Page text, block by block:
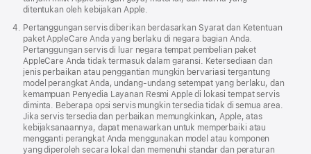
ditentukan oleh kebijakan Apple.
Pertanggungan servis diberikan berdasarkan Syarat dan Ketentuan
paket AppleCare Anda yang berlaku di negara bagian Anda.
Pertanggungan servis di luar negara tempat pembelian paket
AppleCare Anda tidak termasuk dalam garansi. Ketersediaan dan
jenis perbaikan atau penggantian mungkin bervariasi tergantung
model perangkat Anda, undang-undang setempat yang berlaku, dan
kemampuan Penyedia Layanan Resmi Apple di lokasi tempat servis
diminta. Beberapa opsi servis mungkin tersedia tidak di semua area.
Jika servis tersedia dan perbaikan memungkinkan, Apple, atas
kebijaksanaannya, dapat menawarkan untuk memperbaiki atau
mengganti perangkat Anda menggunakan model atau komponen
yang diperoleh secara lokal dan memenuhi standar dan peraturan